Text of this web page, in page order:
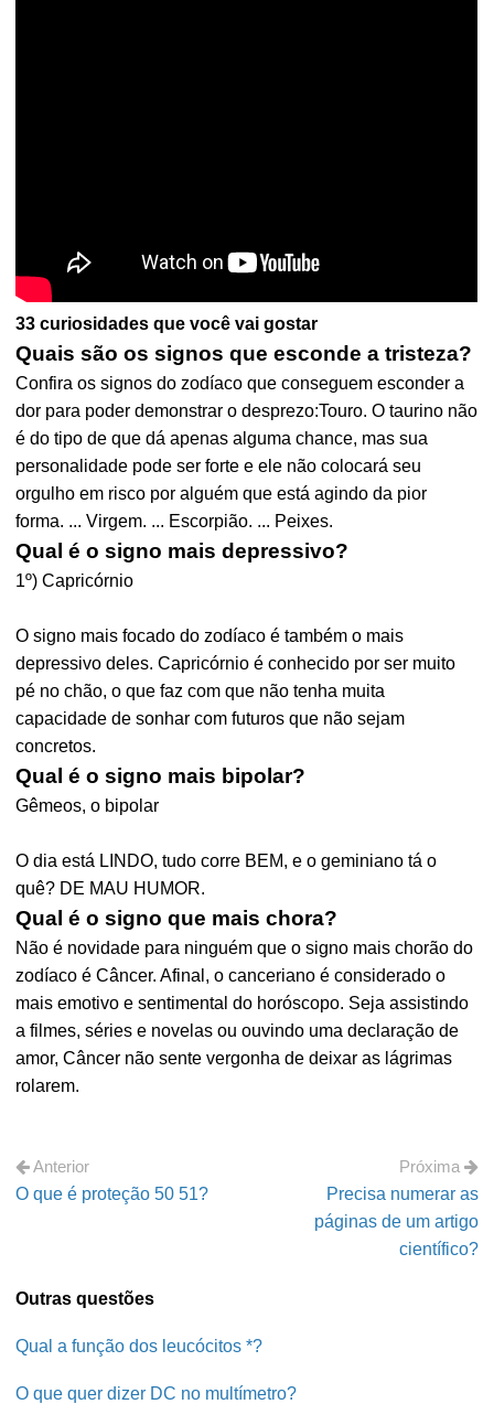
33 curiosidades que você vai gostar
Quais são os signos que esconde a tristeza?
Confira os signos do zodíaco que conseguem esconder a
dor para poder demonstrar o desprezo:Touro. O taurino não
é do tipo de que dá apenas alguma chance, mas sua
personalidade pode ser forte e ele não colocará seu
orgulho em risco por alguém que está agindo da pior
forma. ... Virgem. ... Escorpião. ... Peixes.
Qual é o signo mais depressivo?
1º) Capricórnio
O signo mais focado do zodíaco é também o mais
depressivo deles. Capricórnio é conhecido por ser muito
pé no chão, o que faz com que não tenha muita
capacidade de sonhar com futuros que não sejam
concretos.
Qual é o signo mais bipolar?
Gêmeos, o bipolar
O dia está LINDO, tudo corre BEM, e o geminiano tá o
quê? DE MAU HUMOR.
Qual é o signo que mais chora?
Não é novidade para ninguém que o signo mais chorão do
zodíaco é Câncer. Afinal, o canceriano é considerado o
mais emotivo e sentimental do horóscopo. Seja assistindo
a filmes, séries e novelas ou ouvindo uma declaração de
amor, Câncer não sente vergonha de deixar as lágrimas
rolarem.
Anterior
O que é proteção 50 51?
Próxima
Precisa numerar as
páginas de um artigo
científico?
Outras questões
Qual a função dos leucócitos *?
O que quer dizer DC no multímetro?